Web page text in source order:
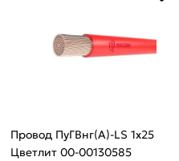
Провод ПуГВнг(А)-LS 1х25
Цветлит 00-00130585